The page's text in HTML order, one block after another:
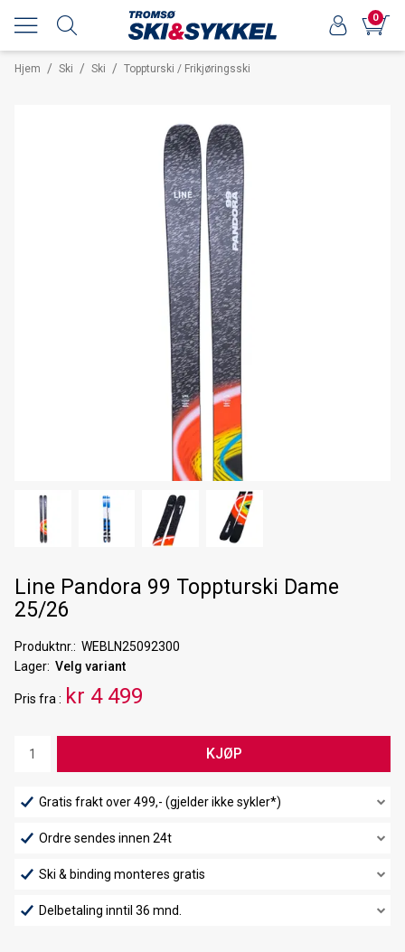
0
Hjem / Ski / Ski / Toppturski / Frikjøringsski
Line Pandora 99 Toppturski Dame
25/26
Produktnr.
WEBLN25092300
Lager Velg variant
Pris fra kr 4 499
KJØP
Gratis frakt over 499,- (gjelder ikke sykler*)
Ordre sendes innen 24t
Ski & binding monteres gratis
Delbetaling inntil 36 mnd.